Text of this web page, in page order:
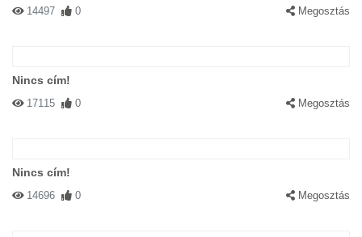
14497 0 Megosztás
Nincs cím!
17115 0 Megosztás
Nincs cím!
14696 0 Megosztás